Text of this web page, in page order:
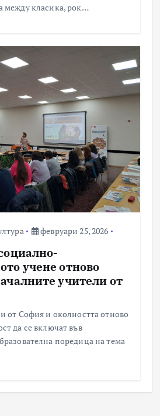
между класика, рок…
февруари 25, 2026
учене отново
учители от
от София и околността отново
да се включат във
поредица на тема